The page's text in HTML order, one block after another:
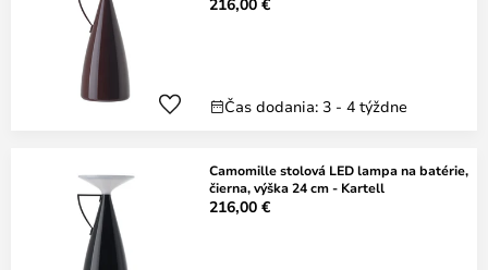
Čas dodania: 3 - 4 týždne
Camomille stolová LED lampa na batérie,
čierna, výška 24 cm - Kartell
216,00 €